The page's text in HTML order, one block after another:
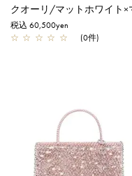
税込 60,500yen
☆ ☆ ☆ ☆ ☆ (0件)